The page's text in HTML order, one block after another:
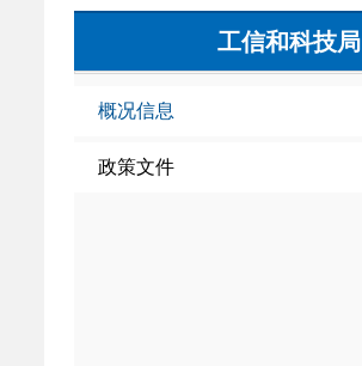
工信和科技局
概况信息
政策文件